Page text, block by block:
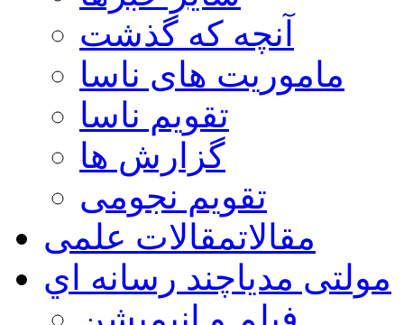
آنچه که گذشت
ماموریت های ناسا
تقویم ناسا
گزارش ها
تقویم نجومی
مقالاتمقالات علمی
مولتی مدیاچند رسانه اي